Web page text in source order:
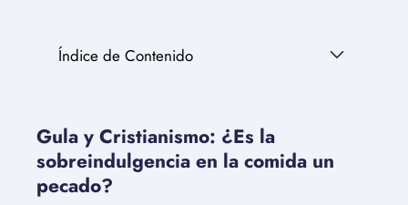
Índice de Contenido
Gula y Cristianismo: ¿Es la
sobreindulgencia en la comida un
pecado?